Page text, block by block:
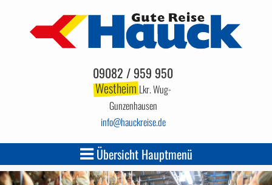
09082 / 959 950
WestheimLkr. Wug-
Gunzenhausen
info hauckreise.de
Übersicht Hauptmenü